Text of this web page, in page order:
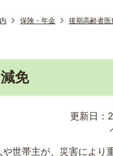
保険・年金 後期高齢者医
免
更新日：
世帯主が、災害により